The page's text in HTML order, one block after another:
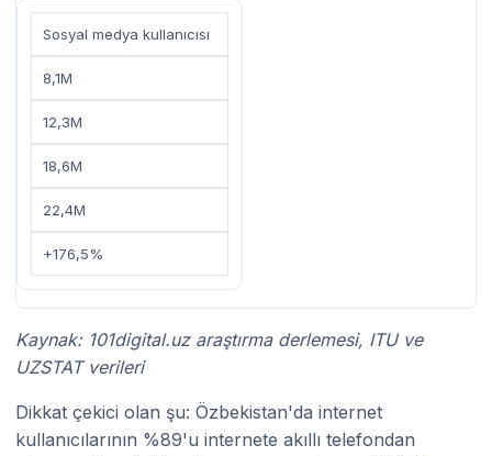
Sosyal medya kullanıcısı
8,1M
12,3M
18,6M
22,4M
+176,5%
Kaynak: 101digital.uz araştırma derlemesi, ITU ve
UZSTAT verileri
Dikkat çekici olan şu: Özbekistan'da internet
kullanıcılarının %89'u internete akıllı telefondan